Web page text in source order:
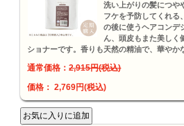
洗い上がりの髪につや
フケを予防してくれる
の後に使うヘアコンデ
ん、頭皮もまた美しく
ショナーです。香りも天然の精油で、華やか
通常価格：2,915円(税込)
価格： 2,769円(税込)